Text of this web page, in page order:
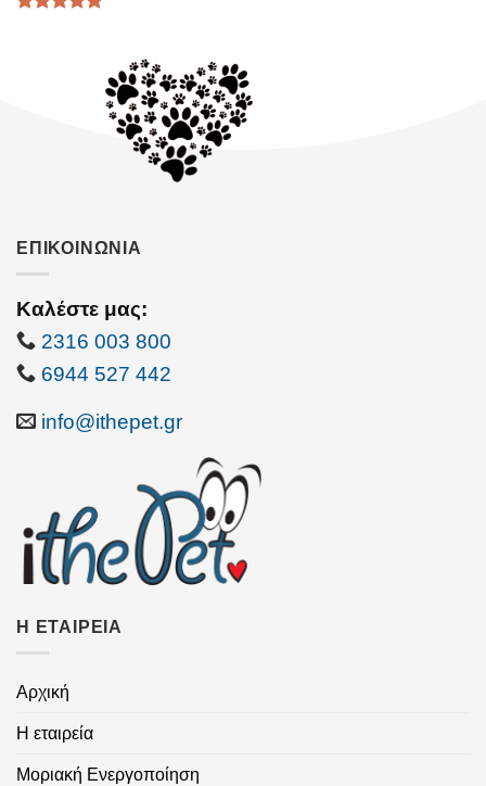
ΕΠΙΚΟΙΝΩΝΙΑ
Καλέστε μας:
2316 003 800
6944 527 442
info@ithepet.gr
Η ΕΤΑΙΡΕΙΑ
Αρχική
Η εταιρεία
Μοριακή Ενεργοποίηση